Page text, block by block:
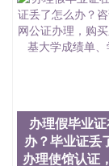
办理假毕业
办？毕业证丢
办理使馆认证